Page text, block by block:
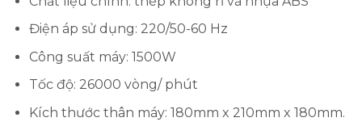
Điện áp sử dụng: 220/50-60 Hz
Công suất máy: 1500W
Tốc độ: 26000 vòng/ phút
Kích thước thân máy: 180mm x 210mm x 180mm.